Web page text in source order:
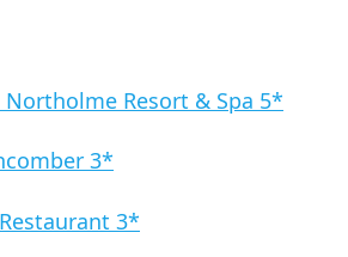
Resort & Spa 5*
3*
3*